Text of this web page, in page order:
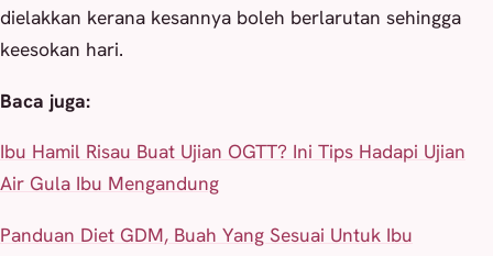
dielakkan kerana kesannya boleh berlarutan sehingga
keesokan hari.
Baca juga:
Ibu Hamil Risau Buat Ujian OGTT? Ini Tips Hadapi Ujian
Air Gula Ibu Mengandung
Panduan Diet GDM, Buah Yang Sesuai Untuk Ibu